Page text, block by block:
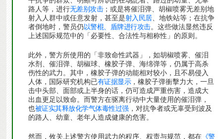
路人等，进行无差别攻击；或是将催泪弹、胡椒喷雾无差别地
射入人群中或任意发射，甚至是射入民居、地铁站等；在抗争
者倒地时，警员仍以警棍、盾牌进行攻击。这些做法显然违反
上述国际规范中的「必要性、合法性与相称性」的原则。
此外，警方所使用的「非致命性武器」，如胡椒喷雾、催泪
水剂、催泪弹、胡椒球、橡胶子弹、海绵弹等，仍属于高杀
伤性的武力。其中，橡胶子弹的动能相对较小，且不易侵入
人体，国际研究机构已有证据显示，橡胶子弹衝擊力大，一旦
击中头部、面部或上半身的话，仍可造成严重伤害，造成大
出血更足以致命。而警方在驱离行动中大量使用的催泪弹，
也被证实其释放化学气体毒性过强 ，对抗争者或无辜受到波及
的路人、幼童、老年人造成健康的危害。
然而，攸关上述警方使用武力的程序、权责与规范，都在《警